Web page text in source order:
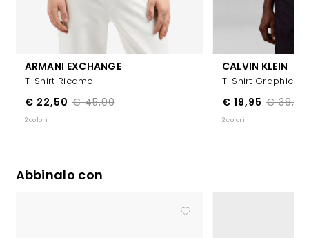
ARMANI EXCHANGE
T-Shirt Ricamo
€ 45,00
€ 22,50
2 colori
CALVIN KLEIN
T-Shirt Graphic
€ 39,90
€ 19,95
2 colori
Abbinalo con